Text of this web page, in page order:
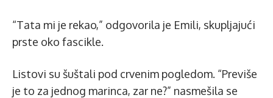
“Tata mi je rekao,” odgovorila je Emili, skupljajući
prste oko fascikle.
Listovi su šuštali pod crvenim pogledom. “Previše
je to za jednog marinca, zar ne?” nasmešila se